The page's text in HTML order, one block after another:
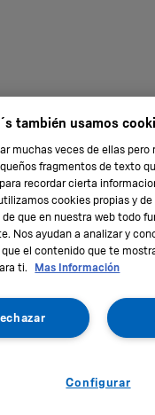
también usamos
muchas veces de ellas pero
fragmentos de texto
recordar cierta
cookies propias y
que en nuestra web todo
Nos ayudan a analizar y
el contenido que te
ti.
Mas Información
Configurar